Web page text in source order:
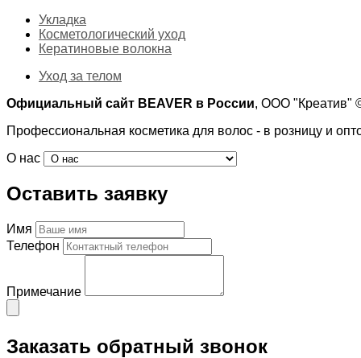
Укладка
Косметологический уход
Кератиновые волокна
Уход за телом
Официальный сайт BEAVER в России, ООО "Креатив"
Профессиональная косметика для волос - в розницу и
О нас
Оставить заявку
Имя
Телефон
Примечание
Заказать обратный звонок